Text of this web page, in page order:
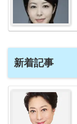
新着記事